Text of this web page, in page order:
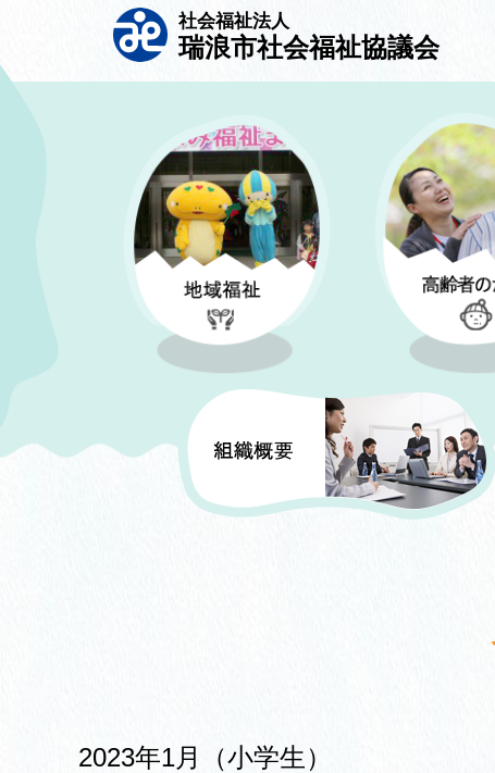
社会福祉法人
瑞浪市社会福祉協議会
2023年1月（小学生）